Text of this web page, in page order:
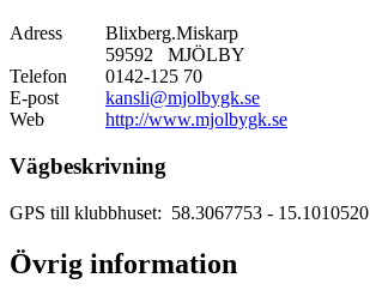
Adress
Blixberg.Miskarp
59592 MJÖLBY
Telefon
0142-125 70
E-post
kansli@mjolbygk.se
Web
http://www.mjolbygk.se
Vägbeskrivning
GPS till klubbhuset: 58.3067753 - 15.1010520
Övrig information